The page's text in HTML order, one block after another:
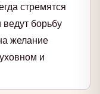
стремятся
борьбу
желание
и